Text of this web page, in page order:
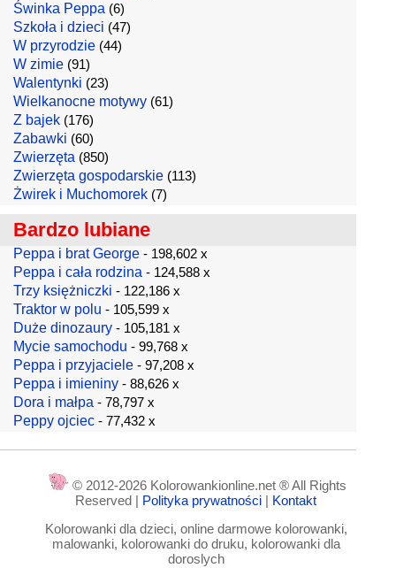
Świnka Peppa (6)
Szkoła i dzieci (47)
W przyrodzie (44)
W zimie (91)
Walentynki (23)
Wielkanocne motywy (61)
Z bajek (176)
Zabawki (60)
Zwierzęta (850)
Zwierzęta gospodarskie (113)
Żwirek i Muchomorek (7)
Bardzo lubiane
Peppa i brat George - 198,602 x
Peppa i cała rodzina - 124,588 x
Trzy księżniczki - 122,186 x
Traktor w polu - 105,599 x
Duże dinozaury - 105,181 x
Mycie samochodu - 99,768 x
Peppa i przyjaciele - 97,208 x
Peppa i imieniny - 88,626 x
Dora i małpa - 78,797 x
Peppy ojciec - 77,432 x
© 2012-2026 Kolorowankionline.net ® All Rights
Reserved | Polityka prywatności | Kontakt
Kolorowanki dla dzieci, online darmowe kolorowanki,
malowanki, kolorowanki do druku, kolorowanki dla
doroslych